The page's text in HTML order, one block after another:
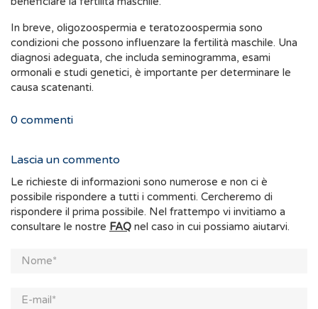
In breve, oligozoospermia e teratozoospermia sono
condizioni che possono influenzare la fertilità maschile. Una
diagnosi adeguata, che includa seminogramma, esami
ormonali e studi genetici, è importante per determinare le
causa scatenanti.
0 commenti
Lascia un commento
Le richieste di informazioni sono numerose e non ci è
possibile rispondere a tutti i commenti. Cercheremo di
rispondere il prima possibile. Nel frattempo vi invitiamo a
consultare le nostre FAQ nel caso in cui possiamo aiutarvi.